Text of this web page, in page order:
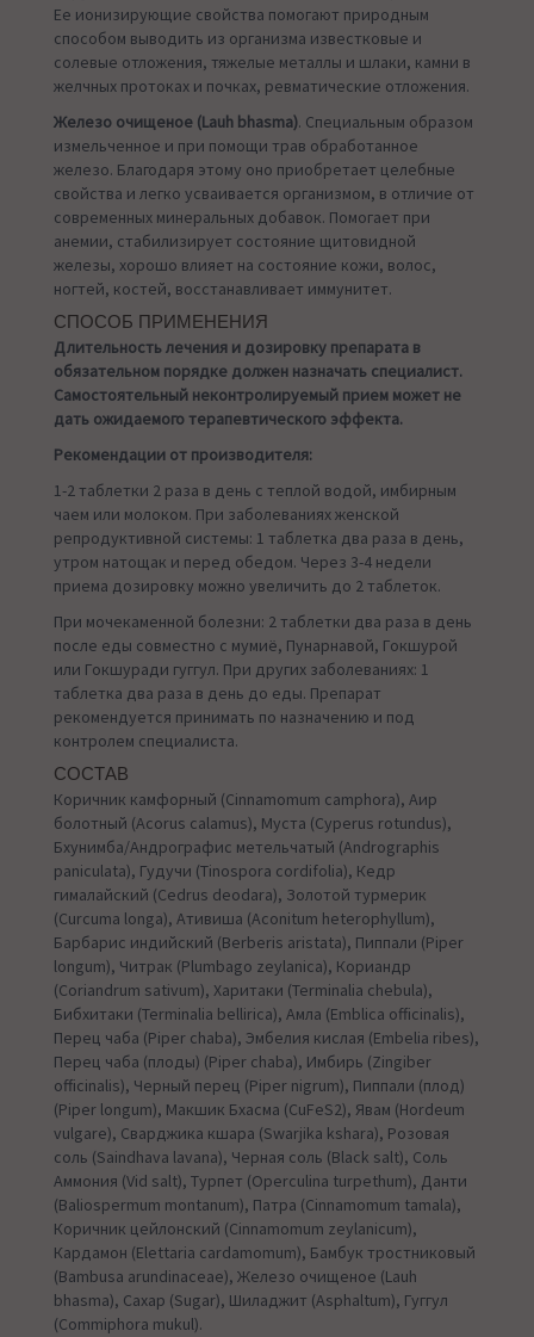
Ее ионизирующие свойства помогают природным
способом выводить из организма известковые и
солевые отложения, тяжелые металлы и шлаки, камни в
желчных протоках и почках, ревматические отложения.
Железо очищеное (Lauh bhasma). Специальным образом
измельченное и при помощи трав обработанное
железо. Благодаря этому оно приобретает целебные
свойства и легко усваивается организмом, в отличие от
современных минеральных добавок. Помогает при
анемии, стабилизирует состояние щитовидной
железы, хорошо влияет на состояние кожи, волос,
ногтей, костей, восстанавливает иммунитет.
СПОСОБ ПРИМЕНЕНИЯ
Длительность лечения и дозировку препарата в
обязательном порядке должен назначать специалист.
Самостоятельный неконтролируемый прием может не
дать ожидаемого терапевтического эффекта.
Рекомендации от производителя:
1-2 таблетки 2 раза в день с теплой водой, имбирным
чаем или молоком. При заболеваниях женской
репродуктивной системы: 1 таблетка два раза в день,
утром натощак и перед обедом. Через 3-4 недели
приема дозировку можно увеличить до 2 таблеток.
При мочекаменной болезни: 2 таблетки два раза в день
после еды совместно с мумиё, Пунарнавой, Гокшурой
или Гокшуради гуггул. При других заболеваниях: 1
таблетка два раза в день до еды. Препарат
рекомендуется принимать по назначению и под
контролем специалиста.
СОСТАВ
Коричник камфорный (Cinnamomum camphora), Аир
болотный (Acorus calamus), Муста (Cyperus rotundus),
Бхунимба/Андрографис метельчатый (Andrographis
paniculata), Гудучи (Tinospora cordifolia), Кедр
гималайский (Cedrus deodara), Золотой турмерик
(Curcuma longa), Ативиша (Aconitum heterophyllum),
Барбарис индийский (Berberis aristata), Пиппали (Piper
longum), Читрак (Plumbago zeylanica), Кориандр
(Coriandrum sativum), Харитаки (Terminalia chebula),
Бибхитаки (Terminalia bellirica), Амла (Emblica officinalis),
Перец чаба (Piper chaba), Эмбелия кислая (Embelia ribes),
Перец чаба (плоды) (Piper chaba), Имбирь (Zingiber
officinalis), Черный перец (Piper nigrum), Пиппали (плод)
(Piper longum), Макшик Бхасма (CuFeS2), Явам (Hordeum
vulgare), Сварджика кшара (Swarjika kshara), Розовая
соль (Saindhava lavana), Черная соль (Black salt), Соль
Аммония (Vid salt), Турпет (Operculina turpethum), Данти
(Baliospermum montanum), Патра (Cinnamomum tamala),
Коричник цейлонский (Cinnamomum zeylanicum),
Кардамон (Elettaria cardamomum), Бамбук тростниковый
(Bambusa arundinaceae), Железо очищеное (Lauh
bhasma), Сахар (Sugar), Шиладжит (Asphaltum), Гуггул
(Commiphora mukul).